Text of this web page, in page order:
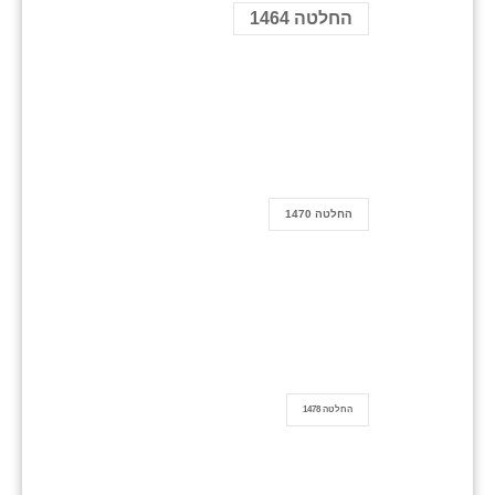
החלטה 1464
החלטה 1470
החלטה 1478